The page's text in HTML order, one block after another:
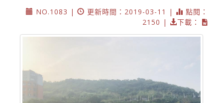
NO.1083 |
更新時間：2019-03-11 |
點閱：
2150 |
下載：